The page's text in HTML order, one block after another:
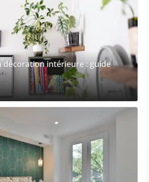
décoration intérieure : guide